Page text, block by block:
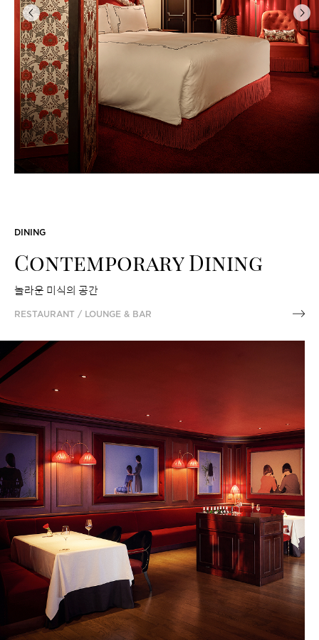
이
전
다
음
DINING
Contemporary Dining
놀라운 미식의 공간
RESTAURANT / LOUNGE & BAR